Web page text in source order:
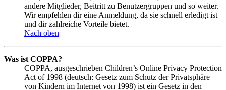
andere Mitglieder, Beitritt zu Benutzergruppen und so weiter.
Wir empfehlen dir eine Anmeldung, da sie schnell erledigt ist
und dir zahlreiche Vorteile bietet.
Nach oben
Was ist COPPA?
COPPA, ausgeschrieben Children’s Online Privacy Protection
Act of 1998 (deutsch: Gesetz zum Schutz der Privatsphäre
von Kindern im Internet von 1998) ist ein Gesetz in den